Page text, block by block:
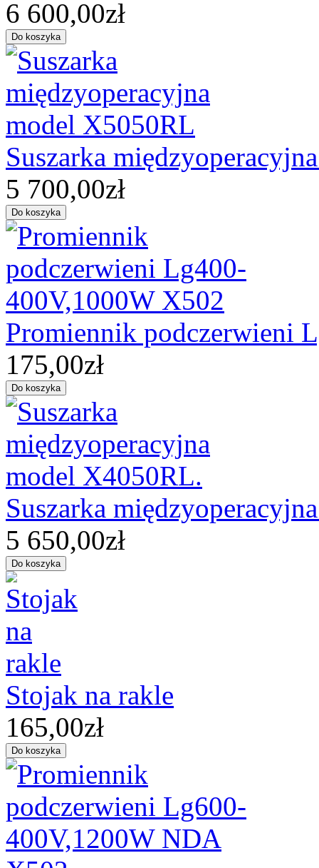
6 600,00zł
Suszarka
5 700,00zł
Promiennik podczerwieni
175,00zł
Suszarka
5 650,00zł
Stojak na rakle
165,00zł